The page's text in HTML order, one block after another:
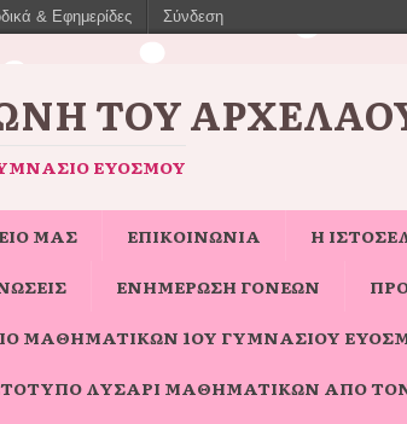
ΤΟΥ
ΕΥΌΣΜΟΥ
ΜΑΣ ΕΠΙΚΟΙΝΩΝΙΑ Η
ΕΝΗΜΈΡΩΣΗ ΓΟΝΈΩΝ
ΜΑΘΗΜΑΤΙΚΏΝ 1ΟΥ ΓΥΜΝΑΣΊΟΥ
ΛΥΣΆΡΙ ΜΑΘΗΜΑΤΙΚΏΝ ΑΠΌ
& Εφημερίδες Σύνδεση